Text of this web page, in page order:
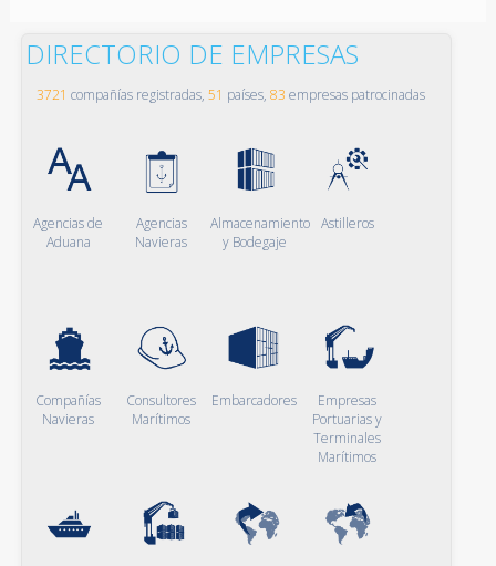
DIRECTORIO DE EMPRESAS
3721 compañías registradas, 51 países, 83 empresas patrocinadas
Agencias de
Aduana
Agencias
Navieras
Almacenamiento
y Bodegaje
Astilleros
Compañías
Navieras
Consultores
Marítimos
Embarcadores
Empresas
Portuarias y
Terminales
Marítimos